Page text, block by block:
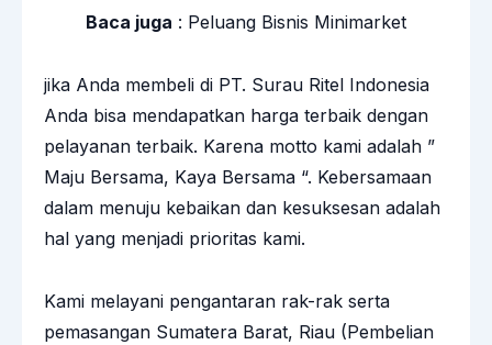
Baca juga : Peluang Bisnis Minimarket
jika Anda membeli di PT. Surau Ritel Indonesia
Anda bisa mendapatkan harga terbaik dengan
pelayanan terbaik. Karena motto kami adalah ”
Maju Bersama, Kaya Bersama “. Kebersamaan
dalam menuju kebaikan dan kesuksesan adalah
hal yang menjadi prioritas kami.
Kami melayani pengantaran rak-rak serta
pemasangan Sumatera Barat, Riau (Pembelian